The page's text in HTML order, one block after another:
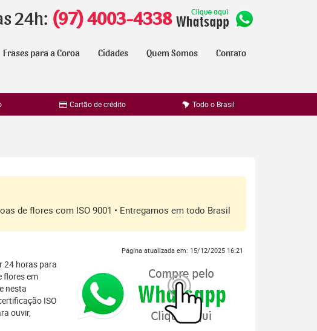
24h: (97) 4003-4338
Frases para a Coroa Cidades Quem Somos Contato
Cartão de crédito Todo o Brasil
de flores com ISO 9001 • Entregamos em todo Brasil
Página atualizada em: 15/12/2025 16:21
24 horas para
flores em
nesta
ISO
ouvir,